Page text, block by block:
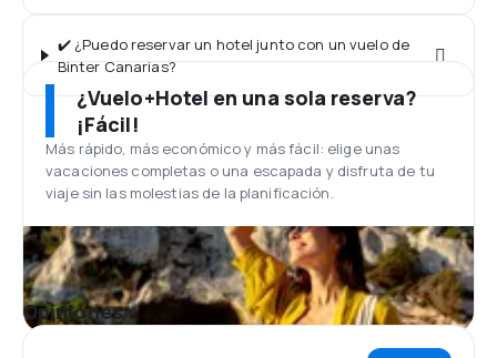
✔️ ¿Puedo reservar un hotel junto con un vuelo de
Binter Canarias?
¿Vuelo+Hotel en una sola reserva?
¡Fácil!
Más rápido, más económico y más fácil: elige unas
vacaciones completas o una escapada y disfruta de tu
viaje sin las molestias de la planificación.
Opiniones